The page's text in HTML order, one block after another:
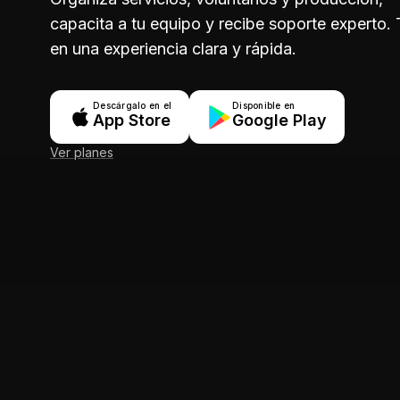
capacita a tu equipo y recibe soporte experto.
en una experiencia clara y rápida.
Descárgalo en el
App Store
Disponible en
Google Play
Ver planes